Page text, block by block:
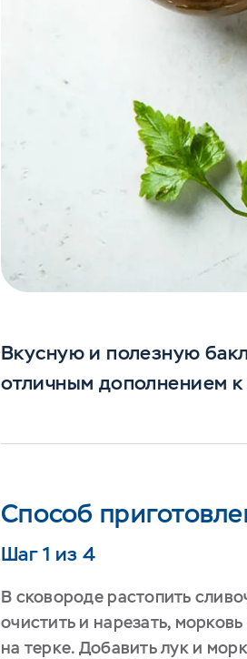
Вкусную и полезную
отличным дополнением
Способ
Шаг 1 из 4
В сковороде растопить
очистить и нарезать,
на терке. Добавить лук и